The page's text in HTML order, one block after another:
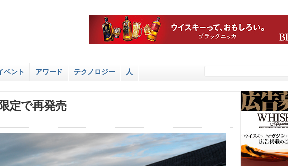
ベント アワード テクノロジー 人
定で再発売